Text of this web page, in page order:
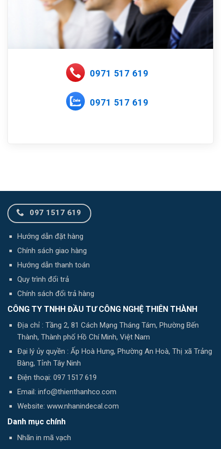
0971 517 619
0971 517 619
097 1517 619
Hướng dẫn đặt hàng
Chính sách giao hàng
Hướng dẫn thanh toán
Quy trình đổi trả
Chính sách đổi trả hàng
CÔNG TY TNHH ĐẦU TƯ CÔNG NGHỆ THIÊN THÀNH
Địa chỉ : Tầng 2, 81 Cách Mạng Tháng Tám, Phường Bến
Thành, Thành phố Hồ Chí Minh, Việt Nam
Đại lý ủy quyền : Ấp Hoà Hưng, Phường An Hoà, Thị xã Trảng
Bàng, Tỉnh Tây Ninh
Điện thoại: 097 1517 619
Email: info@thienthanhco.com
Website: www.nhanindecal.com
Danh mục chính
Nhãn in mã vạch